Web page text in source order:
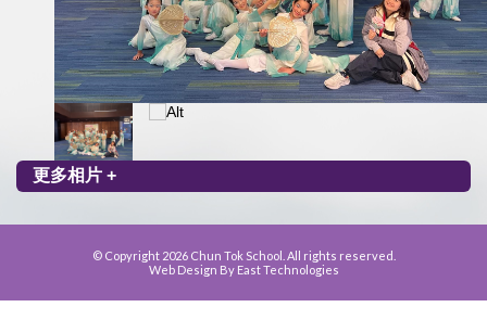
更多相片 +
© Copyright 2026 Chun Tok School. All rights reserved.
Web Design By East Technologies